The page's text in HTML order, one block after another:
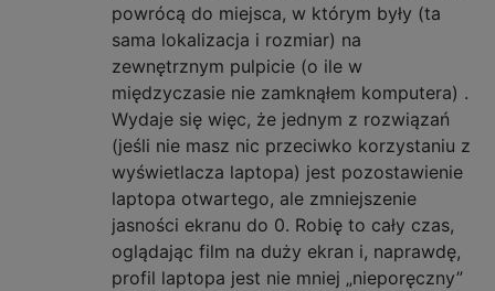
powrócą do miejsca, w którym były (ta
sama lokalizacja i rozmiar) na
zewnętrznym pulpicie (o ile w
międzyczasie nie zamknąłem komputera) .
Wydaje się więc, że jednym z rozwiązań
(jeśli nie masz nic przeciwko korzystaniu z
wyświetlacza laptopa) jest pozostawienie
laptopa otwartego, ale zmniejszenie
jasności ekranu do 0. Robię to cały czas,
oglądając film na duży ekran i, naprawdę,
profil laptopa jest nie mniej „nieporęczny”